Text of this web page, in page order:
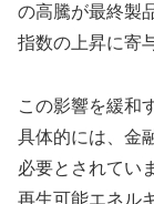
の高騰が最終製
指数の上昇に寄
この影響を緩和
具体的には、金
必要とされてい
再生可能エネル